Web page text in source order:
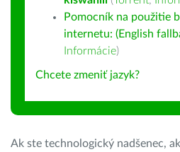
Pomocník na použitie
internetu: (English
Informácie)
Chcete zmeniť jazyk?
Ak ste technologický nadšenec,